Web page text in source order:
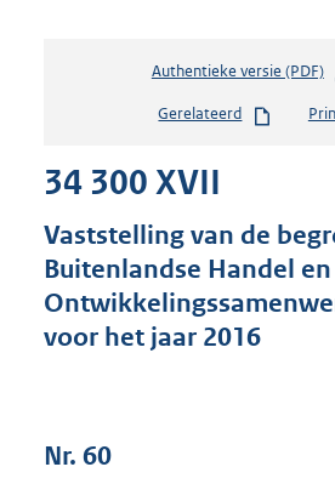
Authentieke versie (PDF)b
s
s
g
r
Gerelateerd
34 300 XVII
Vaststelling van de
Buitenlandse Handel en
voor het jaar 2016
Nr. 60